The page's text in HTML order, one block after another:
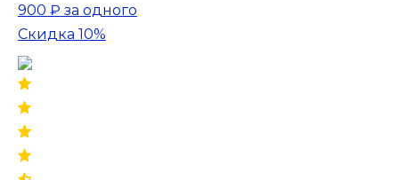
900 ₽ за одного
Скидка 10%